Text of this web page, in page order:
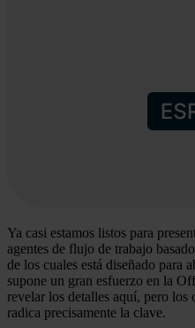
Ya casi estamos listos para
agentes de flujo de trabajo
de los cuales está diseñado para
supone un gran esfuerzo en la
revelar los detalles aquí, pero los
radica precisamente la clave.